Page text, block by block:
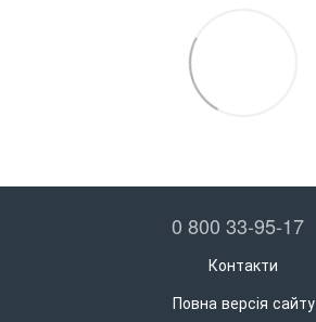
0 800 33-95-17
Контакти
Повна версія сайту